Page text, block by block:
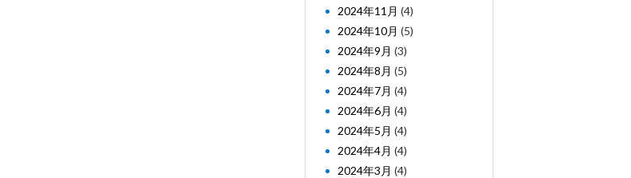
2024年11月 (4)
2024年10月 (5)
2024年9月 (3)
2024年8月 (5)
2024年7月 (4)
2024年6月 (4)
2024年5月 (4)
2024年4月 (4)
2024年3月 (4)